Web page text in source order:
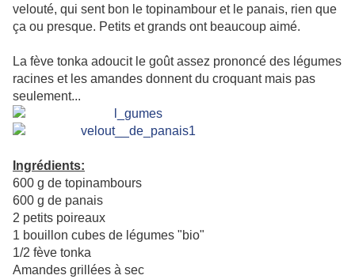
velouté, qui sent bon le topinambour et le panais, rien que
ça ou presque. Petits et grands ont beaucoup aimé.
La fève tonka adoucit le goût assez prononcé des légumes
racines et les amandes donnent du croquant mais pas
seulement...
Ingrédients:
600 g de topinambours
600 g de panais
2 petits poireaux
1 bouillon cubes de légumes "bio"
1/2 fève tonka
Amandes grillées à sec